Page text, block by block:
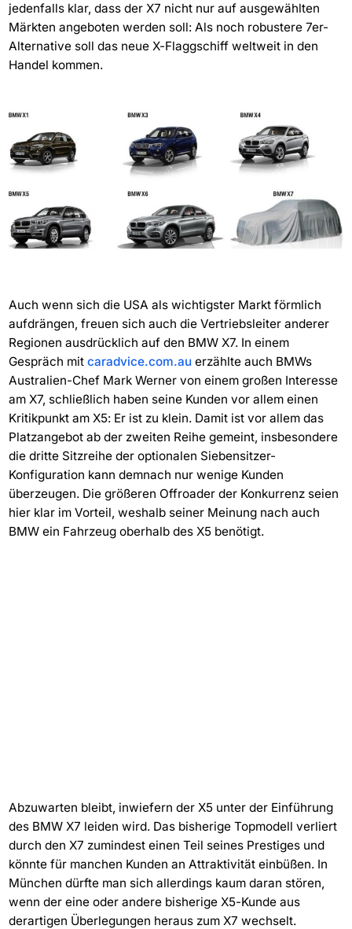
jedenfalls klar, dass der X7 nicht nur auf ausgewählten
Märkten angeboten werden soll: Als noch robustere 7er-
Alternative soll das neue X-Flaggschiff weltweit in den
Handel kommen.
Auch wenn sich die USA als wichtigster Markt förmlich
aufdrängen, freuen sich auch die Vertriebsleiter anderer
Regionen ausdrücklich auf den BMW X7. In einem
Gespräch mit caradvice.com.auerzählte auch BMWs
Australien-Chef Mark Werner von einem großen Interesse
am X7, schließlich haben seine Kunden vor allem einen
Kritikpunkt am X5: Er ist zu klein. Damit ist vor allem das
Platzangebot ab der zweiten Reihe gemeint, insbesondere
die dritte Sitzreihe der optionalen Siebensitzer-
Konfiguration kann demnach nur wenige Kunden
überzeugen. Die größeren Offroader der Konkurrenz seien
hier klar im Vorteil, weshalb seiner Meinung nach auch
BMW ein Fahrzeug oberhalb des X5 benötigt.
Abzuwarten bleibt, inwiefern der X5 unter der Einführung
des BMW X7 leiden wird. Das bisherige Topmodell verliert
durch den X7 zumindest einen Teil seines Prestiges und
könnte für manchen Kunden an Attraktivität einbüßen. In
München dürfte man sich allerdings kaum daran stören,
wenn der eine oder andere bisherige X5-Kunde aus
derartigen Überlegungen heraus zum X7 wechselt.